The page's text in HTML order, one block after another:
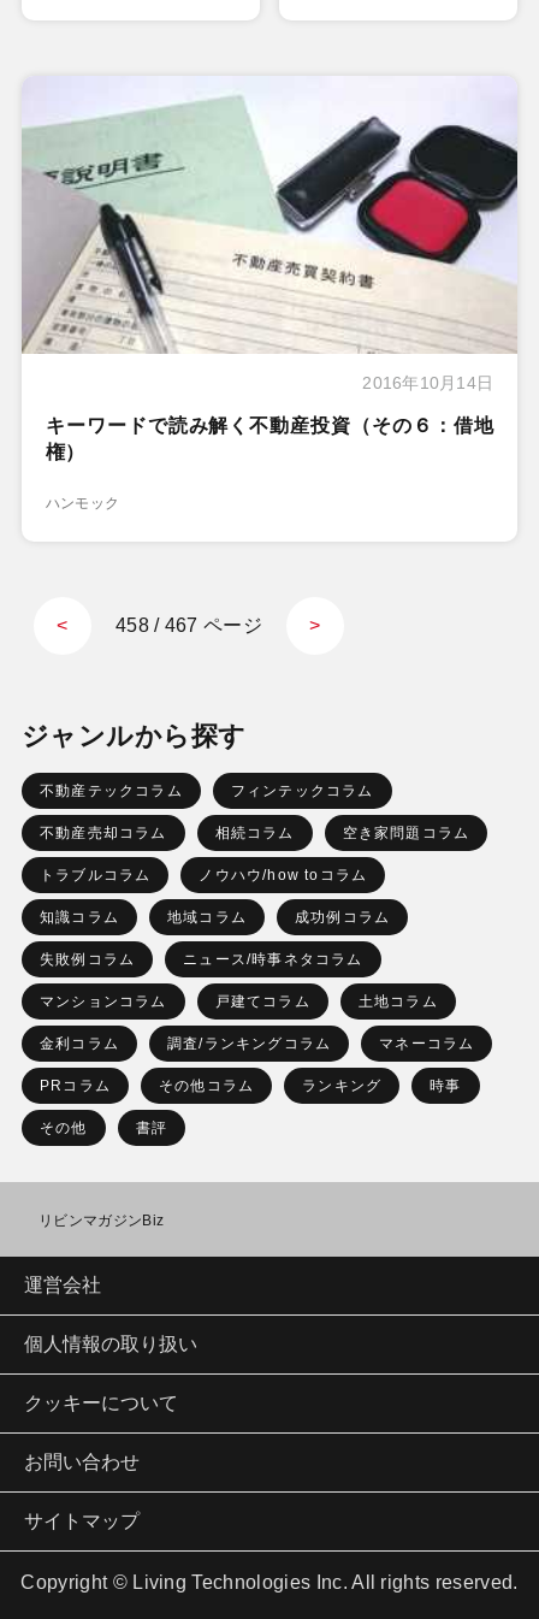
2016年10月14日
キーワードで読み解く不動産投資（その６：借地
権）
ハンモック
< 458 / 467 ページ >
ジャンルから探す
不動産テックコラム フィンテックコラム
不動産売却コラム 相続コラム 空き家問題コラム
トラブルコラム ノウハウ/how toコラム
知識コラム 地域コラム 成功例コラム
失敗例コラム ニュース/時事ネタコラム
マンションコラム 戸建てコラム 土地コラム
金利コラム 調査/ランキングコラム マネーコラム
PRコラム その他コラム ランキング 時事
その他 書評
リビンマガジンBiz
運営会社
個人情報の取り扱い
クッキーについて
お問い合わせ
サイトマップ
Copyright © Living Technologies Inc. All rights reserved.